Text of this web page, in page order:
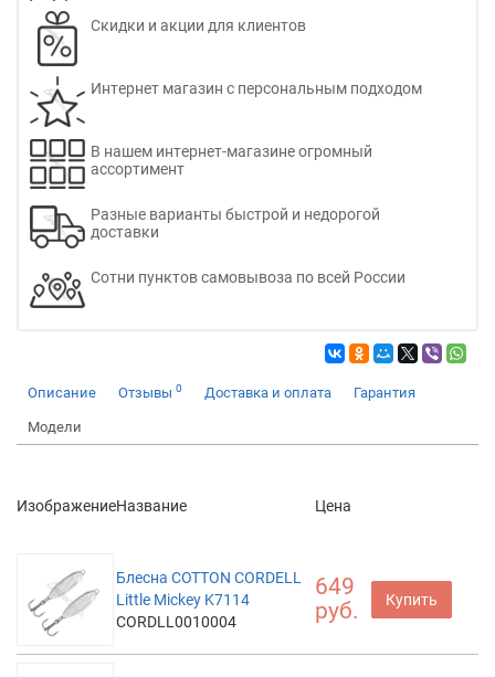
Скидки и акции для клиентов
Интернет магазин с персональным подходом
В нашем интернет-магазине огромный
ассортимент
Разные варианты быстрой и недорогой
доставки
Сотни пунктов самовывоза по всей России
Описание Отзывы 0 Доставка и оплата Гарантия
Модели
ИзображениеНазвание Цена
Блесна COTTON CORDELL
Little Mickey K7114
CORDLL0010004
649
руб.
Купить